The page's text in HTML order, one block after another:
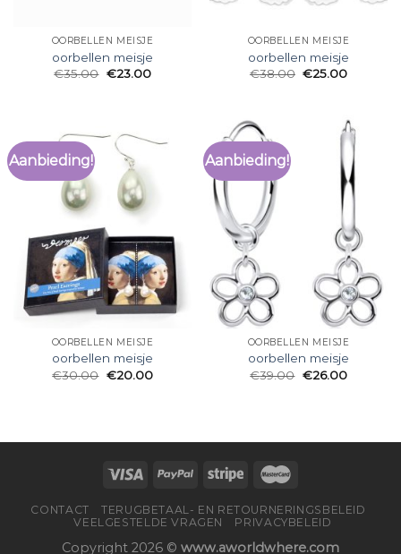
OORBELLEN MEISJE
oorbellen meisje
€35.00 €23.00
OORBELLEN MEISJE
oorbellen meisje
€38.00 €25.00
Aanbieding!
OORBELLEN MEISJE
oorbellen meisje
€30.00 €20.00
Aanbieding!
OORBELLEN MEISJE
oorbellen meisje
€39.00 €26.00
CONTACT
TERUGBETAAL- EN RETOURNERINGSBELEID
VEELGESTELDE VRAGEN
PRIVACYBELEID
Copyright 2026 © www.aworldwhere.com